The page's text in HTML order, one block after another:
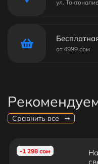
ул.
от 4999 сом
Сравнить все
-1 298 сом